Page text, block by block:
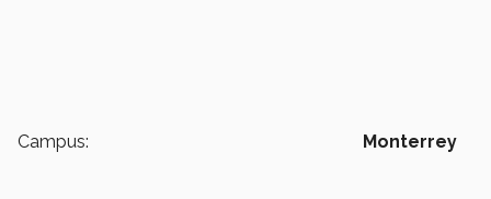
Campus: Monterrey